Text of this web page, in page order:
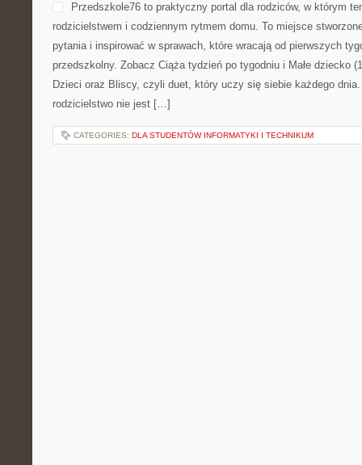
Przedszkole76 to praktyczny portal dla rodziców, w którym
rodzicielstwem i codziennym rytmem domu. To miejsce
pytania i inspirować w sprawach, które wracają od pierwszych
przedszkolny. Zobacz Ciąża tydzień po tygodniu i Małe dziecko
Dzieci oraz Bliscy, czyli duet, który uczy się siebie każdego
rodzicielstwo nie jest […]
CATEGORIES: DLA STUDENTÓW INFORMATYKI I TECHNIKUM